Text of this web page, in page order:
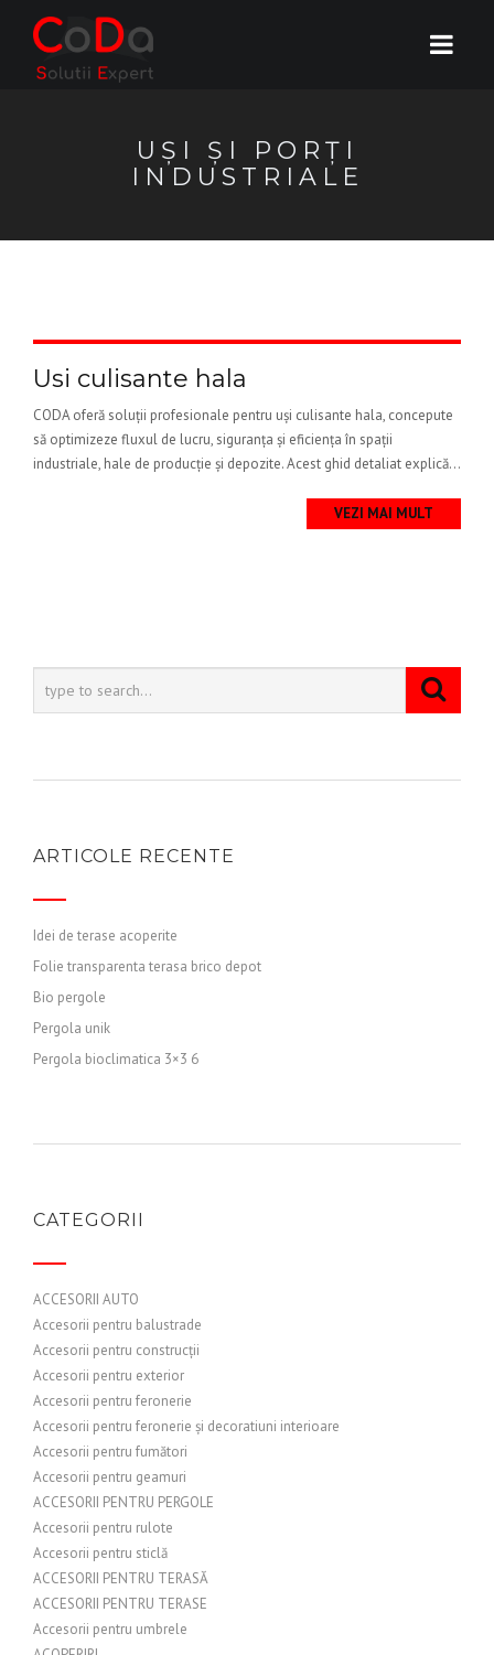
UȘI ȘI PORȚI
INDUSTRIALE
Usi culisante hala
CODA oferă soluții profesionale pentru uși culisante hala, concepute
să optimizeze fluxul de lucru, siguranța și eficiența în spații
industriale, hale de producție și depozite. Acest ghid detaliat explică...
VEZI MAI MULT
ARTICOLE RECENTE
Idei de terase acoperite
Folie transparenta terasa brico depot
Bio pergole
Pergola unik
Pergola bioclimatica 3×3 6
CATEGORII
ACCESORII AUTO
Accesorii pentru balustrade
Accesorii pentru construcții
Accesorii pentru exterior
Accesorii pentru feronerie
Accesorii pentru feronerie și decoratiuni interioare
Accesorii pentru fumători
Accesorii pentru geamuri
ACCESORII PENTRU PERGOLE
Accesorii pentru rulote
Accesorii pentru sticlă
ACCESORII PENTRU TERASĂ
ACCESORII PENTRU TERASE
Accesorii pentru umbrele